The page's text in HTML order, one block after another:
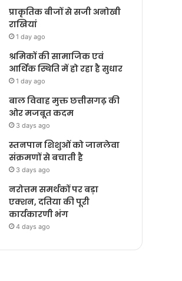
प्राकृतिक बीजों से सजी अनोखी
राखियां
1 day ago
श्रमिकों की सामाजिक एवं
आर्थिक स्थिति में हो रहा है सुधार
1 day ago
बाल विवाह मुक्त छत्तीसगढ़ की
ओर मजबूत कदम
3 days ago
स्तनपान शिशुओं को जानलेवा
संक्रमणों से बचाती है
3 days ago
नरोत्तम समर्थकों पर बड़ा
एक्शन, दतिया की पूरी
कार्यकारणी भंग
4 days ago